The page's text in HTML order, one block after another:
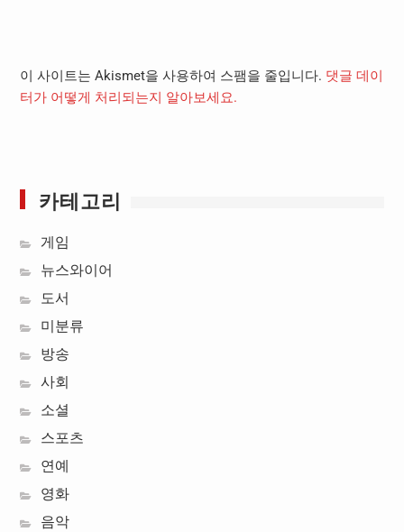
이 사이트는 Akismet을 사용하여 스팸을 줄입니다. 댓글 데이
터가 어떻게 처리되는지 알아보세요.
카테고리
게임
뉴스와이어
도서
미분류
방송
사회
소셜
스포츠
연예
영화
음악